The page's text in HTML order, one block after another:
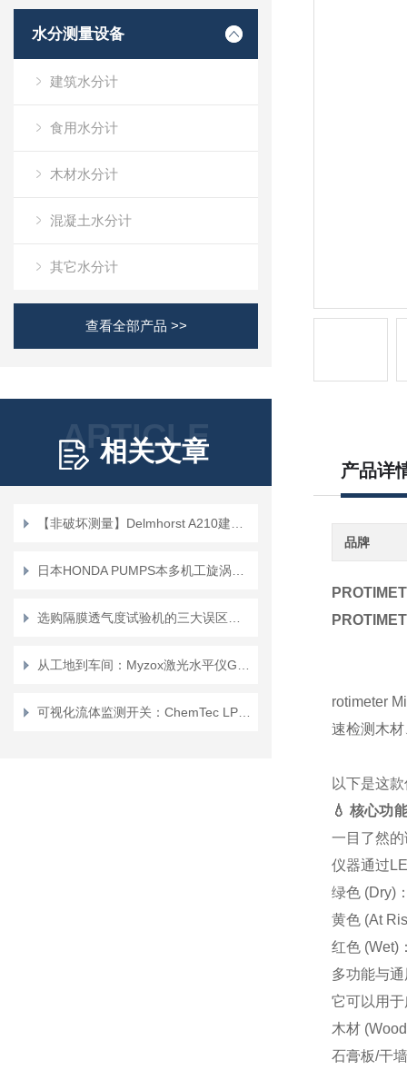
水分测量设备
建筑水分计
食用水分计
木材水分计
混凝土水分计
其它水分计
查看全部产品 >>
ARTICLE
相关文章
产品详
品牌
rotimeter
速检测木
以下是这
💧 核心功
一目了然的
仪器通过
绿色 (Dry)
黄色 (At
红色 (Wet)
多功能与
它可以用
木材
石膏板/干